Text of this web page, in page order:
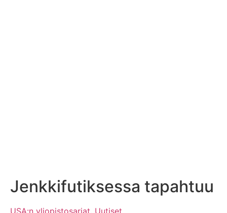
Jenkkifutiksessa tapahtuu
USA:n yliopistosarjat, Uutiset